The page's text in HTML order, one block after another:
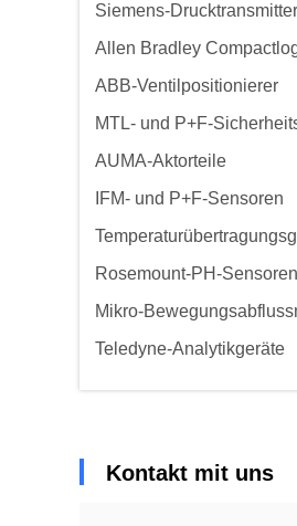
Siemens-Drucktransmitter
Allen Bradley
ABB-Ventilpositionierer
MTL- und P+F-
AUMA-Aktorteile
IFM- und P+F-Sensoren
Rosemount-PH-Sensoren
Mikro-
Teledyne-Analytikgeräte
Kontakt mit uns